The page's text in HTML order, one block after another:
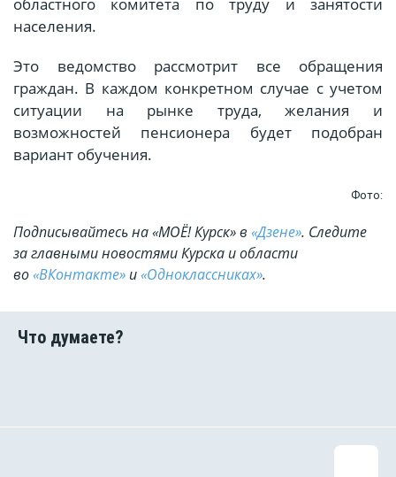
областного комитета по труду и занятости
населения.
Это ведомство рассмотрит все обращения
граждан. В каждом конкретном случае с учетом
ситуации на рынке труда, желания и
возможностей пенсионера будет подобран
вариант обучения.
Фото:
Подписывайтесь на «МОЁ! Курск» в «Дзене». Cледите
за главными новостями Курска и области
во«ВКонтакте» и«Одноклассниках».